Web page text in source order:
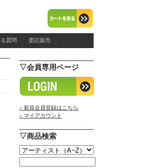
質問 委託販売
▽会員専用ページ
» 新規会員登録はこちら
» マイアカウント
▽商品検索